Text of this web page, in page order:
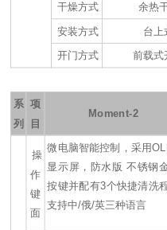
干燥方式 余热
安装方式 台上
开门方式 前载式
系
列
项
目
Moment-2
操
作
键
面
微电脑智能控制，采用
显示屏，防水版 不锈钢
按键并配有3个快捷清洗
支持中/俄/英三种语言